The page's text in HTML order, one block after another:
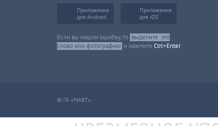
Приложение
для Android
Приложение
для iOS
Если вы нашли ошибку, то выделите это
слово или фотографию и нажмите Ctrl+Enter
© ГК «МАВТ»